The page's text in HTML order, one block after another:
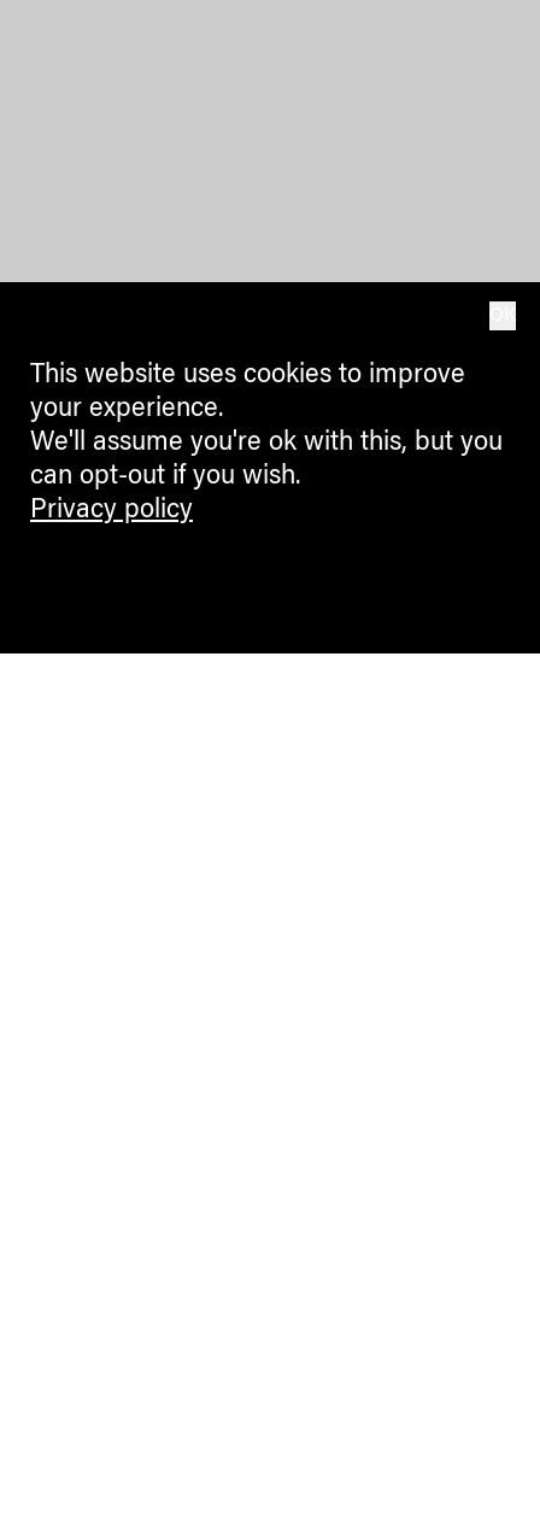
This website uses cookies to improve
your experience.
We'll assume you're ok with this, but you
can opt-out if you wish.
Privacy policy